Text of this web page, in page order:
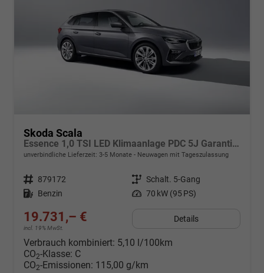
Skoda Scala
Essence 1,0 TSI LED Klimaanlage PDC 5J Garantie Spurhalteassistent Bluetooth
unverbindliche Lieferzeit: 3-5 Monate Neuwagen mit Tageszulassung
Fahrzeugnr. 879172 Getriebe Schalt. 5-Gang
Kraftstoff Benzin Leistung 70 kW (95 PS)
19.731,– €
incl. 19% MwSt.
Details
Verbrauch kombiniert: 5,10 l/100km
CO2-Klasse: C
CO2-Emissionen: 115,00 g/km